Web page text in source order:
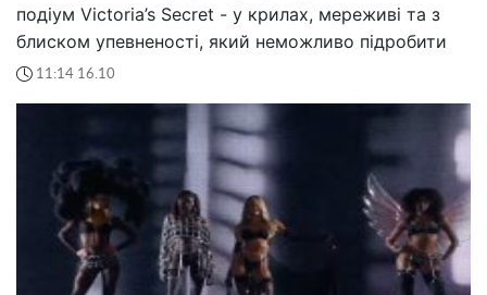
подіум Victoria’s Secret - у крилах, мереживі та з
блиском упевненості, який неможливо підробити
11:14 16.10